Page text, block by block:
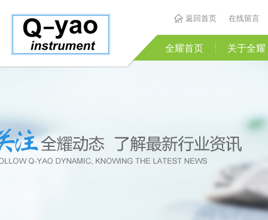
返回首页 在线留言
全耀首页 关于全耀